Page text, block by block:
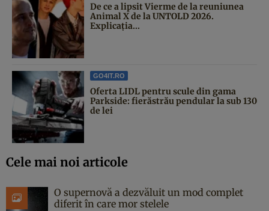
De ce a lipsit Vierme de la reuniunea
Animal X de la UNTOLD 2026.
Explicația...
GO4IT.RO
Oferta LIDL pentru scule din gama
Parkside: fierăstrău pendular la sub 130
de lei
Cele mai noi articole
O supernovă a dezvăluit un mod complet
diferit în care mor stelele